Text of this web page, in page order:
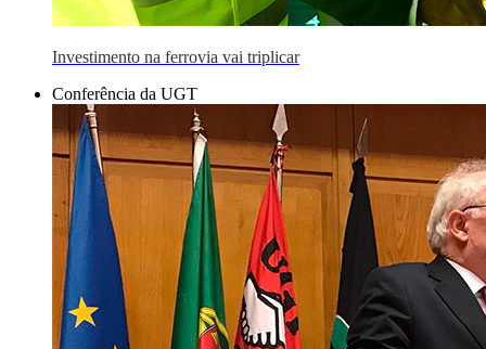
Investimento na ferrovia vai triplicar
Conferência da UGT